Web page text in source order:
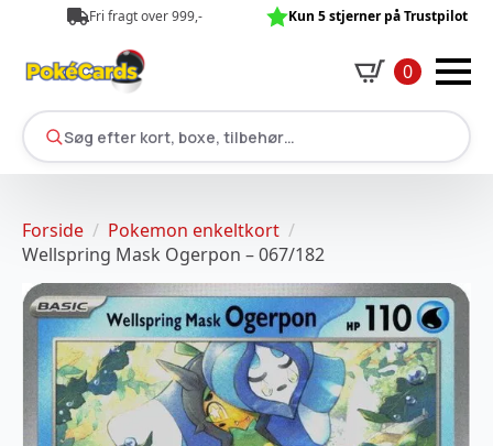
Fri fragt over 999,- Kun 5 stjerner på Trustpilot
0
Søg efter kort, boxe, tilbehør…
Forside
Pokemon enkeltkort
Wellspring Mask Ogerpon – 067/182